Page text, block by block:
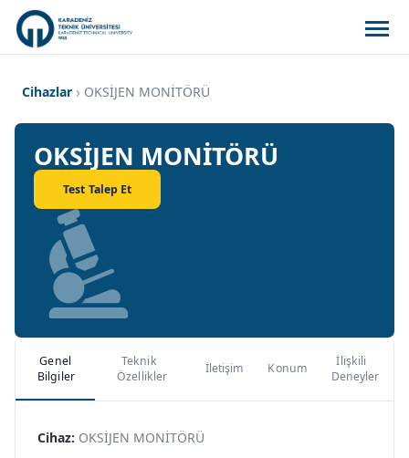
Cihazlar OKSİJEN MONİTÖRÜ
OKSİJEN MONİTÖRÜ
Test Talep Et
Genel
Bilgiler
Teknik
Özellikler
İletişim Konum
İlişkili
Deneyler
Cihaz: OKSİJEN MONİTÖRÜ